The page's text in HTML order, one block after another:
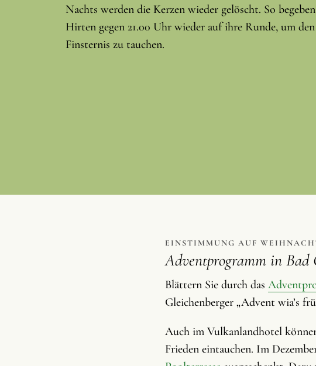
Nachts werden die Kerzen wieder gelöscht. So
Hirten gegen 21.00 Uhr wieder auf ihre Runde, um
Finsternis zu tauchen.
EINSTIMMUNG AUF
Adventprogramm in Bad
Blättern Sie durch das
Gleichenberger „Advent wia’s
Auch im Vulkanlandhotel
Frieden eintauchen. Im